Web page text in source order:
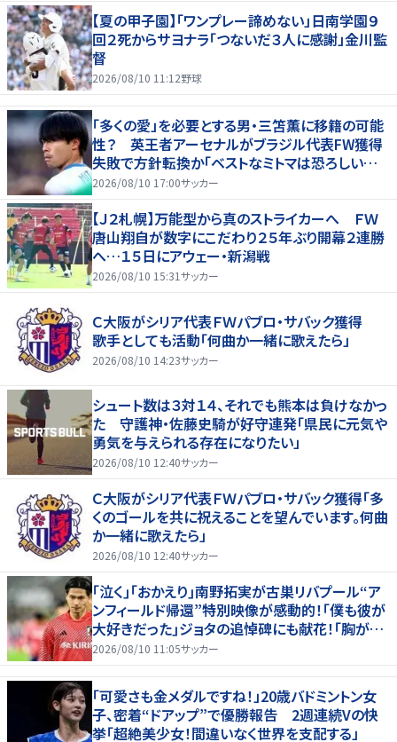
【夏の甲子園】「ワンプレー諦めない」日南学園９
回２死からサヨナラ「つないだ３人に感謝」金川監
督
2026/08/10 11:12野球
「多くの愛」を必要とする男・三笘薫に移籍の可能
性？ 英王者アーセナルがブラジル代表FW獲得
失敗で方針転換か「ベストなミトマは恐ろしいほ
ど優れている」
2026/08/10 17:00サッカー
【Ｊ２札幌】万能型から真のストライカーへ ＦＷ
唐山翔自が数字にこだわり２５年ぶり開幕２連勝
へ…１５日にアウェー・新潟戦
2026/08/10 15:31サッカー
Ｃ大阪がシリア代表ＦＷパブロ・サバック獲得
歌手としても活動「何曲か一緒に歌えたら」
2026/08/10 14:23サッカー
シュート数は３対１４、それでも熊本は負けなかっ
た 守護神・佐藤史騎が好守連発「県民に元気や
勇気を与えられる存在になりたい」
2026/08/10 12:40サッカー
Ｃ大阪がシリア代表ＦＷパブロ・サバック獲得「多
くのゴールを共に祝えることを望んでいます。何曲
か一緒に歌えたら」
2026/08/10 12:40サッカー
｢泣く｣｢おかえり｣南野拓実が古巣リバプール“ア
ンフィールド帰還”特別映像が感動的！｢僕も彼が
大好きだった｣ジョタの追悼碑にも献花！｢胸が熱
くなります…｣
2026/08/10 11:05サッカー
「可愛さも金メダルですね！」20歳バドミントン女
子、密着“ドアップ”で優勝報告 2週連続Vの快
挙「超絶美少女！間違いなく世界を支配する」